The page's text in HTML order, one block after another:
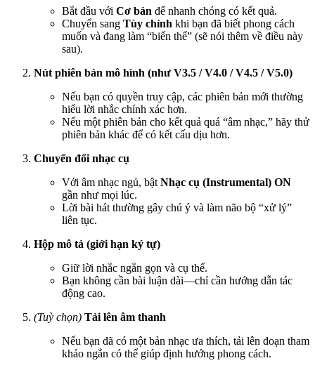
Bắt đầu với Cơ bản để nhanh chóng có kết quả.
Chuyển sang Tùy chỉnh khi bạn đã biết phong cách
muốn và đang làm “biến thể” (sẽ nói thêm về điều này
sau).
Nút phiên bản mô hình (như V3.5 / V4.0 / V4.5 / V5.0)
Nếu bạn có quyền truy cập, các phiên bản mới thường
hiểu lời nhắc chính xác hơn.
Nếu một phiên bản cho kết quả quá “âm nhạc,” hãy thử
phiên bản khác để có kết cấu dịu hơn.
Chuyển đổi nhạc cụ
Với âm nhạc ngủ, bật Nhạc cụ (Instrumental) ON
gần như mọi lúc.
Lời bài hát thường gây chú ý và làm não bộ “xử lý”
liên tục.
Hộp mô tả (giới hạn ký tự)
Giữ lời nhắc ngắn gọn và cụ thể.
Bạn không cần bài luận dài—chỉ cần hướng dẫn tác
động cao.
(Tuỳ chọn) Tải lên âm thanh
Nếu bạn đã có một bản nhạc ưa thích, tải lên đoạn tham
khảo ngắn có thể giúp định hướng phong cách.